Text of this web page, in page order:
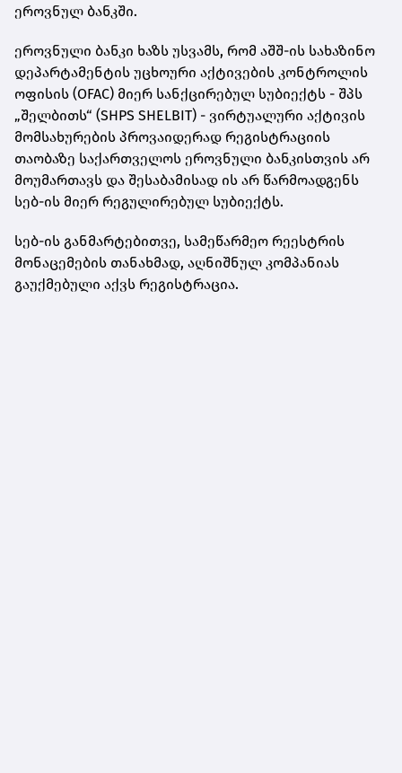
ეროვნულ ბანკში.
ეროვნული ბანკი ხაზს უსვამს, რომ აშშ-ის სახაზინო
დეპარტამენტის უცხოური აქტივების კონტროლის
ოფისის (OFAC) მიერ სანქცირებულ სუბიექტს - შპს
„შელბითს“ (SHPS SHELBIT) - ვირტუალური აქტივის
მომსახურების პროვაიდერად რეგისტრაციის
თაობაზე საქართველოს ეროვნული ბანკისთვის არ
მოუმართავს და შესაბამისად ის არ წარმოადგენს
სებ-ის მიერ რეგულირებულ სუბიექტს.
სებ-ის განმარტებითვე, სამეწარმეო რეესტრის
მონაცემების თანახმად, აღნიშნულ კომპანიას
გაუქმებული აქვს რეგისტრაცია.